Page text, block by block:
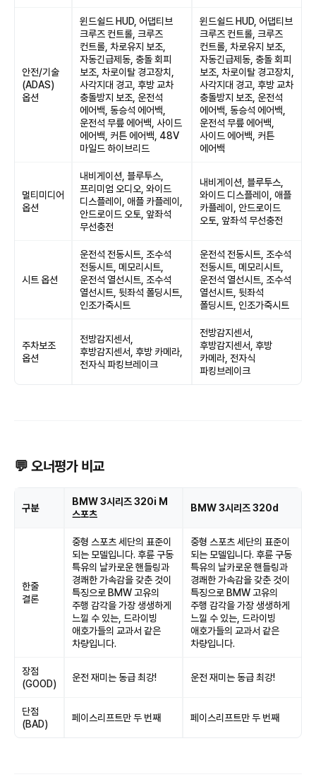
안전/기술
(ADAS)
옵션
윈드쉴드 HUD, 어댑티브
크루즈 컨트롤, 크루즈
컨트롤, 차로유지 보조,
자동긴급제동, 충돌 회피
보조, 차로이탈 경고장치,
사각지대 경고, 후방 교차
충돌방지 보조, 운전석
에어백, 동승석 에어백,
운전석 무릎 에어백, 사이드
에어백, 커튼 에어백, 48V
마일드 하이브리드
윈드쉴드 HUD, 어댑티브
크루즈 컨트롤, 크루즈
컨트롤, 차로유지 보조,
자동긴급제동, 충돌 회피
보조, 차로이탈 경고장치,
사각지대 경고, 후방 교차
충돌방지 보조, 운전석
에어백, 동승석 에어백,
운전석 무릎 에어백,
사이드 에어백, 커튼
에어백
멀티미디어
옵션
내비게이션, 블루투스,
프리미엄 오디오, 와이드
디스플레이, 애플 카플레이,
안드로이드 오토, 앞좌석
무선충전
내비게이션, 블루투스,
와이드 디스플레이, 애플
카플레이, 안드로이드
오토, 앞좌석 무선충전
시트 옵션
운전석 전동시트, 조수석
전동시트, 메모리시트,
운전석 열선시트, 조수석
열선시트, 뒷좌석 폴딩시트,
인조가죽시트
운전석 전동시트, 조수석
전동시트, 메모리시트,
운전석 열선시트, 조수석
열선시트, 뒷좌석
폴딩시트, 인조가죽시트
주차보조
옵션
전방감지센서,
후방감지센서, 후방 카메라,
전자식 파킹브레이크
전방감지센서,
후방감지센서, 후방
카메라, 전자식
파킹브레이크
💬 오너평가 비교
구분
BMW 3시리즈 320i M
스포츠
BMW 3시리즈 320d
한줄
결론
중형 스포츠 세단의 표준이
되는 모델입니다. 후륜 구동
특유의 날카로운 핸들링과
경쾌한 가속감을 갖춘 것이
특징으로 BMW 고유의
주행 감각을 가장 생생하게
느낄 수 있는, 드라이빙
애호가들의 교과서 같은
차량입니다.
중형 스포츠 세단의 표준이
되는 모델입니다. 후륜 구동
특유의 날카로운 핸들링과
경쾌한 가속감을 갖춘 것이
특징으로 BMW 고유의
주행 감각을 가장 생생하게
느낄 수 있는, 드라이빙
애호가들의 교과서 같은
차량입니다.
장점
(GOOD)
운전 재미는 동급 최강! 운전 재미는 동급 최강!
단점
(BAD)
페이스리프트만 두 번째 페이스리프트만 두 번째